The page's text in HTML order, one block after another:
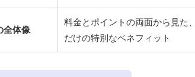
全体像
料金とポイントの両面から見た
だけの特別なベネフィット